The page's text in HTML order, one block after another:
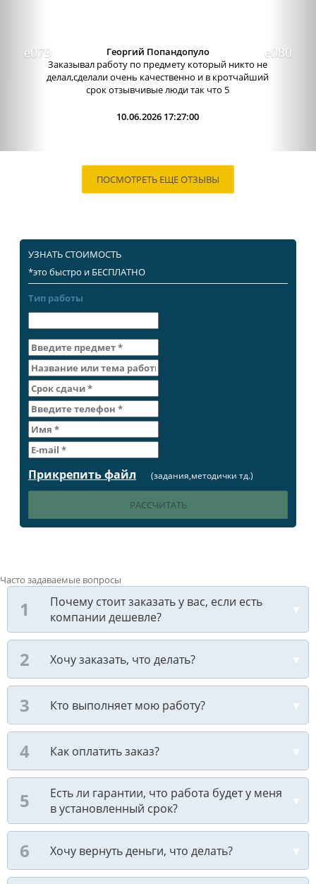
Георгий Попандопуло
Заказывал работу по предмету который никто не
делал,сделали очень качественно и в кротчайший
срок отзывчивые люди так что 5
10.06.2026 17:27:00
ПОСМОТРЕТЬ ЕЩЕ ОТЗЫВЫ
УЗНАТЬ СТОИМОСТЬ
*это быстро и БЕСПЛАТНО
Тип работы
Прикрепить файл (задания,методички тд.)
Часто задаваемые вопросы
Почему стоит заказать у вас, если есть
компании дешевле?
Хочу заказать, что делать?
Кто выполняет мою работу?
Как оплатить заказ?
Есть ли гарантии, что работа будет у меня
в установленный срок?
Хочу вернуть деньги, что делать?